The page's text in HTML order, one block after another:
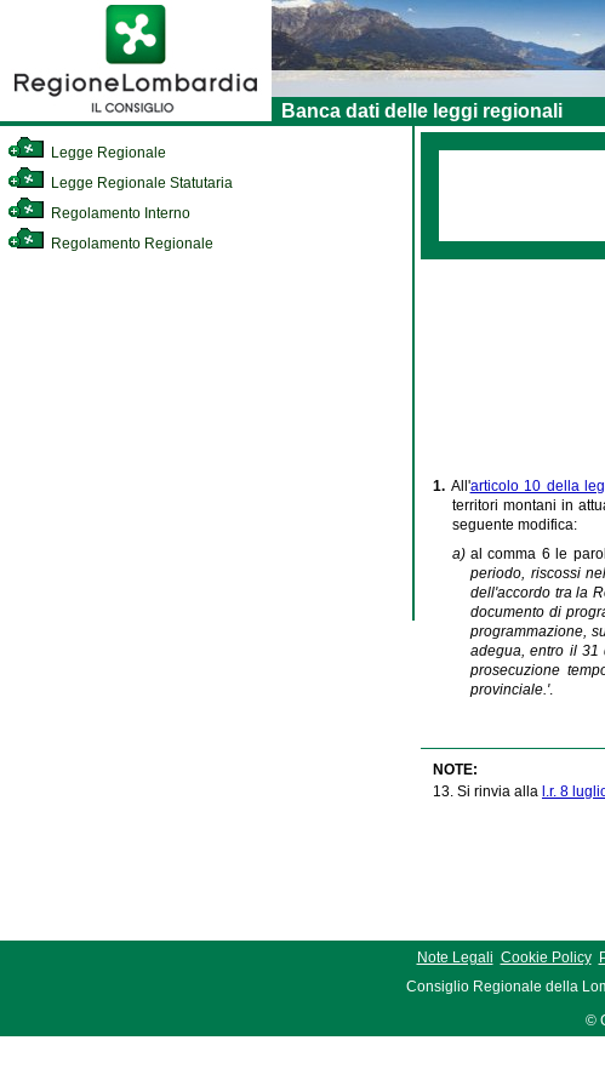
Banca dati delle leggi regionali
Legge Regionale
Legge Regionale Statutaria
Regolamento Interno
Regolamento Regionale
1. All'articolo 10 della
territori montani in
seguente modifica:
a) al comma 6 le
periodo, riscossi
dell'accordo tra la
documento di
programmazione,
adegua, entro il 31
prosecuzione
provinciale.'.
NOTE:
13. Si rinvia alla l.r. 8
Note Legali Cookie Policy
Consiglio Regionale della
©